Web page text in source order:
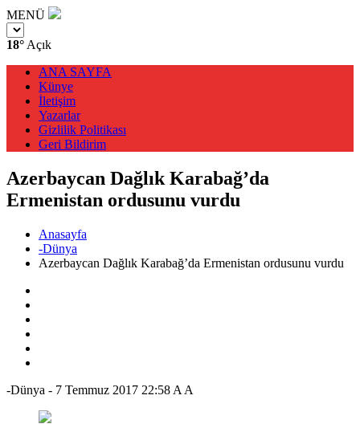
MENÜ
18° Açık
ANA SAYFA
Künye
İletişim
Yazarlar
Gizlilik Politikası
Geri Bildirim
Azerbaycan Dağlık Karabağ’da
Ermenistan ordusunu vurdu
Anasayfa
-Dünya
Azerbaycan Dağlık Karabağ’da Ermenistan ordusunu vurdu
-Dünya - 7 Temmuz 2017 22:58 A A